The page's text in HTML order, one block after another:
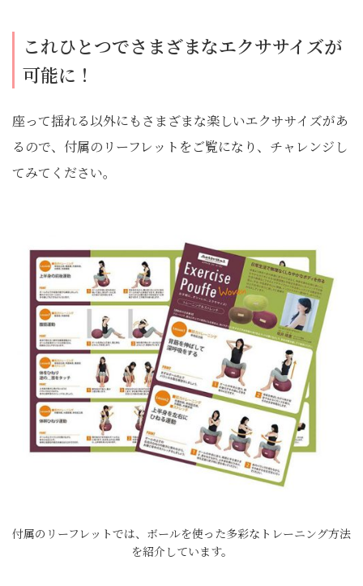
これひとつでさまざまなエクササイズが
可能に！
座って揺れる以外にもさまざまな楽しいエクササイズがあ
るので、付属のリーフレットをご覧になり、チャレンジし
てみてください。
付属のリーフレットでは、ボールを使った多彩なトレーニング方法
を紹介しています。